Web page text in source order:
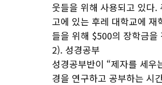
웃들을 위해 사용되고 있다
고에 있는 후레 대학교에
들을 위해 $500의 장학금을
2). 성경공부
성경공부반이 “제자를 세
경을 연구하고 공부하는 시